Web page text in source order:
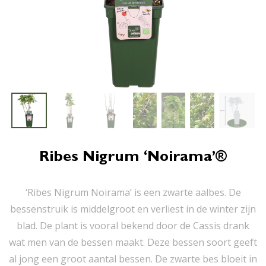
Ribes Nigrum ‘Noirama’®
‘Ribes Nigrum Noirama’ is een zwarte aalbes. De
bessenstruik is middelgroot en verliest in de winter zijn
blad. De plant is vooral bekend door de Cassis drank
wat men van de bessen maakt. Deze bessen soort geeft
al jong een groot aantal bessen. De zwarte bes bloeit in